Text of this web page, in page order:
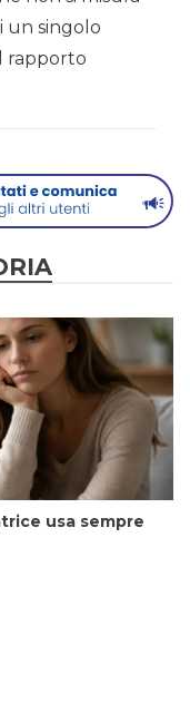
un singolo
rapporto
usa sempre